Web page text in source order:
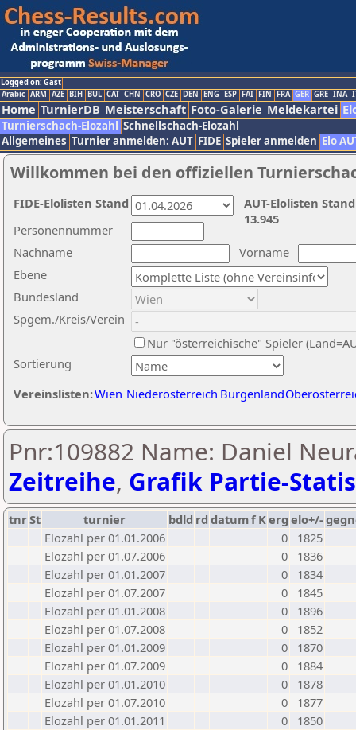
Logged on: Gast
Arabic ARM AZE BIH BUL CAT CHN CRO CZE DEN ENG ESP FAI FIN FRA GER GRE INA
Home TurnierDB Meisterschaft Foto-Galerie Meldekartei
Turnierschach-Elozahl Schnellschach-Elozahl
Allgemeines Turnier anmelden: AUT FIDE Spieler anmelden Elo
Willkommen bei den offiziellen
Nachname
Vorname
Ebene
Sortierung
Personennummer
Bundesland
Spgem./Kreis/Verein
Nur "österreichische" Spieler
Vereinslisten:Wien Niederösterreich Burgenland
AUT-Elolisten
13.945
FIDE-Elolisten Stand
Pnr:109882 Name: Daniel
Zeitreihe, Grafik Partie-
tnrSt turnier bdld rd datumf Kerg elo+/-
Elozahl per 01.01.2006
0
1825
Elozahl per 01.07.2006
0
1836
Elozahl per 01.01.2007
0
1834
Elozahl per 01.07.2007
0
1845
Elozahl per 01.01.2008
0
1896
Elozahl per 01.07.2008
0
1852
Elozahl per 01.01.2009
0
1870
Elozahl per 01.07.2009
0
1884
Elozahl per 01.01.2010
0
1878
Elozahl per 01.07.2010
0
1877
Elozahl per 01.01.2011
0
1850